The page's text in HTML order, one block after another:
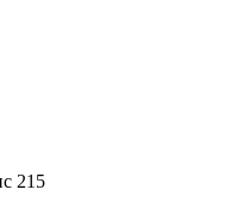
215